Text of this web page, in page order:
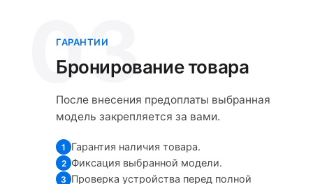
03
ГАРАНТИИ
Бронирование товара
После внесения предоплаты выбранная
модель закрепляется за вами.
1 Гарантия наличия товара.
2 Фиксация выбранной модели.
3 Проверка устройства перед полной